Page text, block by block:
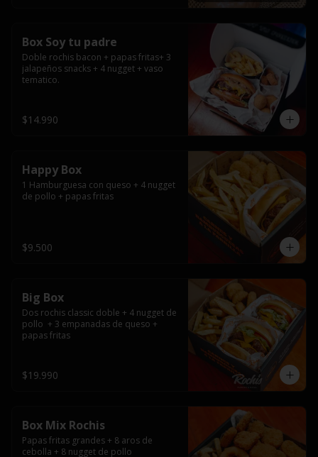
Box Soy tu padre
Doble rochis bacon + papas fritas+ 3
jalapeños snacks + 4 nugget + vaso
tematico.
$14.990
Happy Box
1 Hamburguesa con queso + 4 nugget
de pollo + papas fritas
$9.500
Big Box
Dos rochis classic doble + 4 nugget de
pollo  + 3 empanadas de queso +
papas fritas
$19.990
Box Mix Rochis
Papas fritas grandes + 8 aros de
cebolla + 8 nugget de pollo